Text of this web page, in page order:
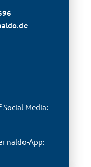
Media:
naldo-App: